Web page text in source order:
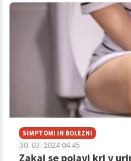
(pre)pogosto uriniranje.
SIMPTOMI IN BOLEZNI
30. 03. 2024 04.45
Zakaj se pojavi kri v